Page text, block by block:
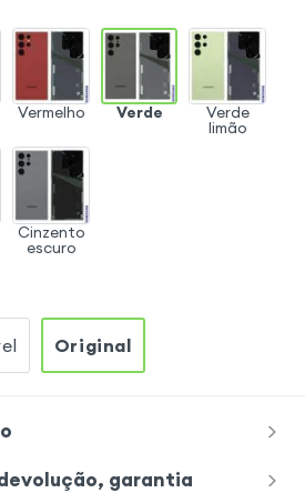
Vermelho Verde Verde
limão
Cinzento
escuro
Original
garantia